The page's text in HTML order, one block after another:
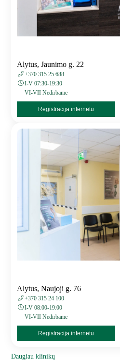
Alytus, Jaunimo g. 22
+370 315 25 688
I-V 07:30-19:30
VI-VII Nedirbame
Registracija internetu
Alytus, Naujoji g. 76
+370 315 24 100
I-V 08:00-19:00
VI-VII Nedirbame
Registracija internetu
Daugiau klinikų